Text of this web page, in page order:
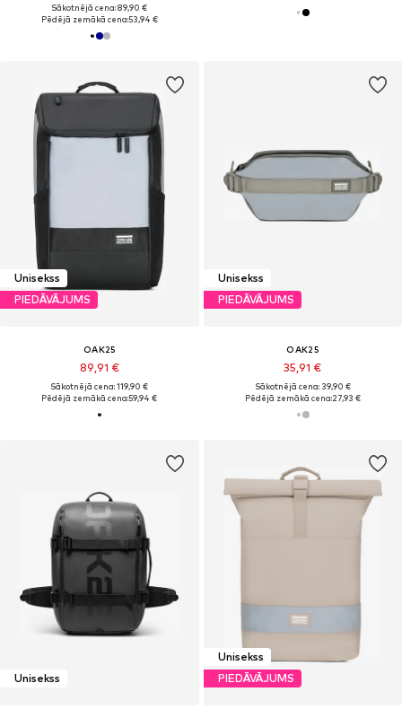
Sākotnējā cena: 89,90 €
Pēdējā zemākā cena:53,94 €
Unisekss
PIEDĀVĀJUMS
OAK25
89,91 €
Sākotnējā cena: 119,90 €
Pēdējā zemākā cena:59,94 €
Unisekss
PIEDĀVĀJUMS
OAK25
35,91 €
Sākotnējā cena: 39,90 €
Pēdējā zemākā cena:27,93 €
Unisekss
Unisekss
PIEDĀVĀJUMS